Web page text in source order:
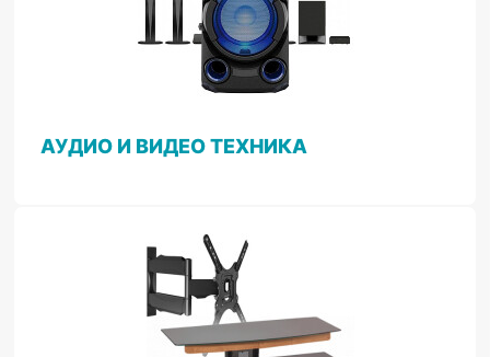
АУДИО И ВИДЕО ТЕХНИКА